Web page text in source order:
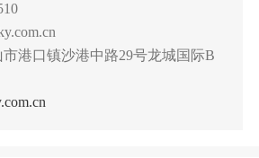
港口镇沙港中路29号龙城国际B